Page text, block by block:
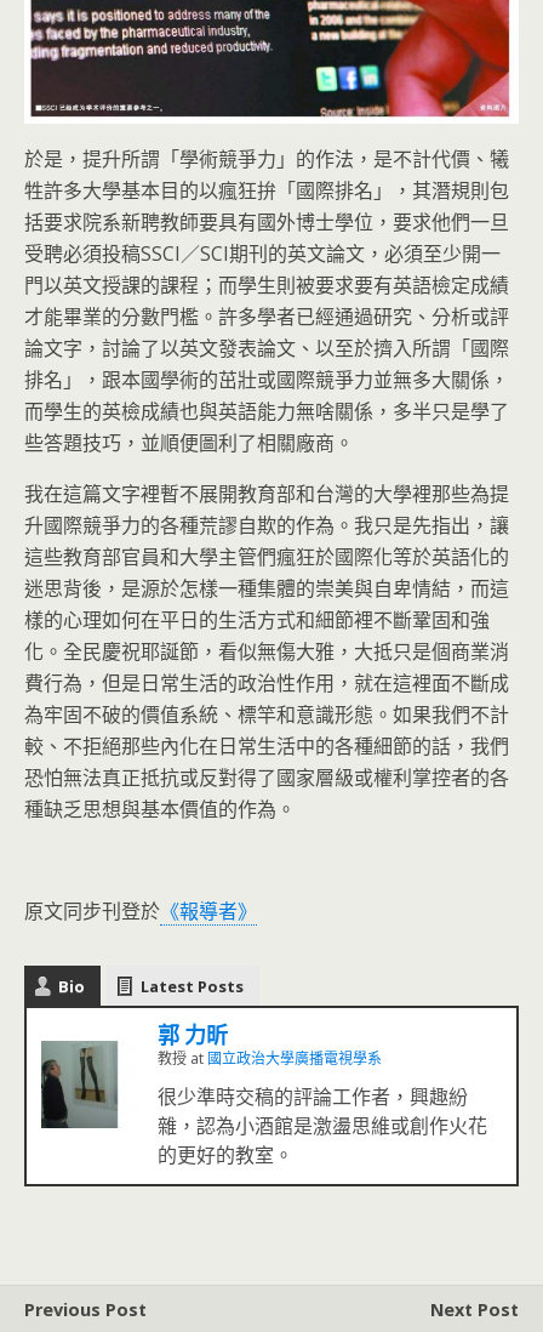
於是，提升所謂「學術競爭力」的作法，是不計代價、犧
牲許多大學基本目的以瘋狂拚「國際排名」，其潛規則包
括要求院系新聘教師要具有國外博士學位，要求他們一旦
受聘必須投稿SSCI／SCI期刊的英文論文，必須至少開一
門以英文授課的課程；而學生則被要求要有英語檢定成績
才能畢業的分數門檻。許多學者已經通過研究、分析或評
論文字，討論了以英文發表論文、以至於擠入所謂「國際
排名」，跟本國學術的茁壯或國際競爭力並無多大關係，
而學生的英檢成績也與英語能力無啥關係，多半只是學了
些答題技巧，並順便圖利了相關廠商。
我在這篇文字裡暫不展開教育部和台灣的大學裡那些為提
升國際競爭力的各種荒謬自欺的作為。我只是先指出，讓
這些教育部官員和大學主管們瘋狂於國際化等於英語化的
迷思背後，是源於怎樣一種集體的崇美與自卑情結，而這
樣的心理如何在平日的生活方式和細節裡不斷鞏固和強
化。全民慶祝耶誕節，看似無傷大雅，大抵只是個商業消
費行為，但是日常生活的政治性作用，就在這裡面不斷成
為牢固不破的價值系統、標竿和意識形態。如果我們不計
較、不拒絕那些內化在日常生活中的各種細節的話，我們
恐怕無法真正抵抗或反對得了國家層級或權利掌控者的各
種缺乏思想與基本價值的作為。
原文同步刊登於 《報導者》
Bio Latest Posts
郭 力昕
教授 at 國立政治大學廣播電視學系
很少準時交稿的評論工作者，興趣紛
雜，認為小酒館是激盪思維或創作火花
的更好的教室。
Previous Post
Next Post